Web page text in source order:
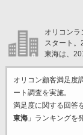
オリコンラ
スタート
東海は、
オリコン顧客満足度
ート調査を実施。
満足度に関する回答
東海」ランキングを